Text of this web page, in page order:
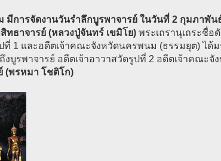
มีการจัดงานวันรำลึกบูรพาจารย์ ในวันที่ 2 กุมภาพัน
ทธาจารย์ (หลวงปู่จันทร์ เขมิโย) พระเถรานุเถระชื่อ
ที่ 1 และอดีตเจ้าคณะจังหวัดนครพนม (ธรรมยุต) ได้
งบูรพาจารย์ อดีตเจ้าอาวาสวัดรูปที่ 2 อดีตเจ้าคณะ
(พรหมา โชติโก)